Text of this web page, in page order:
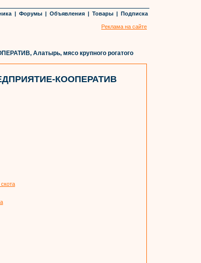
| Форумы | Объявления | Товары | Подписка
Реклама на сайте
Алатырь, мясо крупного рогатого
КООПЕРАТИВ